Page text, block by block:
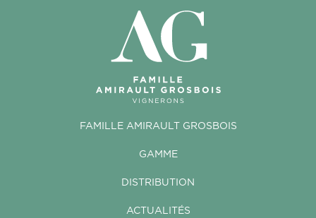
FAMILLE AMIRAULT GROSBOIS
GAMME
DISTRIBUTION
ACTUALITÉS